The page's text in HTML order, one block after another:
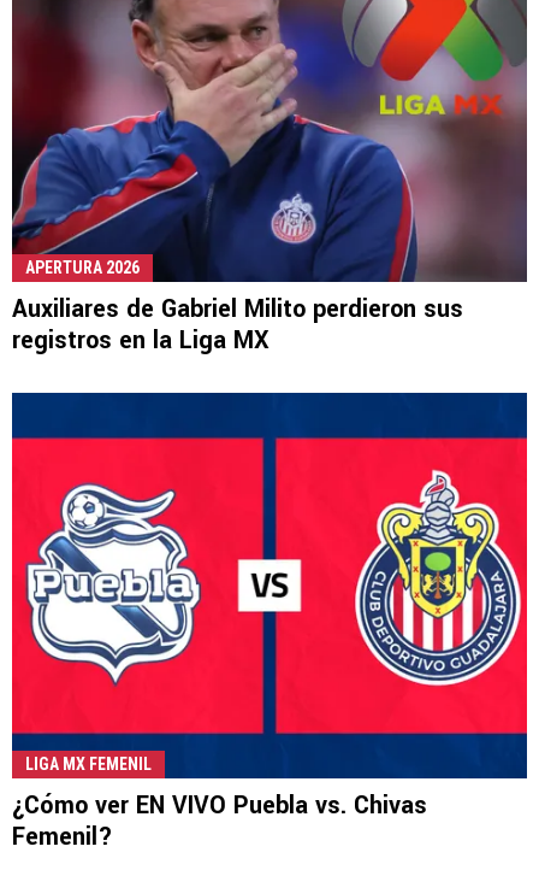
APERTURA 2026
Auxiliares de Gabriel Milito perdieron sus
registros en la Liga MX
LIGA MX FEMENIL
¿Cómo ver EN VIVO Puebla vs. Chivas
Femenil?